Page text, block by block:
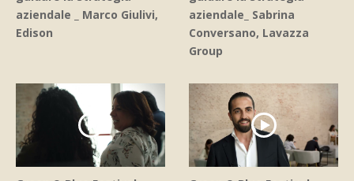
aziendale _ Marco Giulivi,
Edison
aziendale_ Sabrina
Conversano, Lavazza
Group